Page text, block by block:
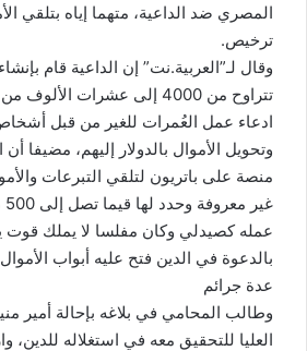
المصري ضد الداعية، متهما إياه بتلقي
ترخيص.
وقال لـ”العربية.نت” إن الداعية قام
تتراوح من 4000 إلى عشرات
ادعاء عمل العُمرات للغير من قبل
وتحويل الأموال بالدولار إليهم، مضيفا أن
منصة على باتريون لتلقي التبرعات
عمله كصيدلي وكان مفلسا لا يملك قوت
بالدعوة في الدين فتح عليه أبواب
عدة جرائم
وطالب المحامي في بلاغه بإحالة أمير
العليا للتحقيق معه في استغلاله للدين،